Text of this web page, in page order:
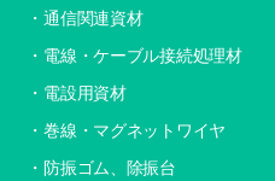
通信関連資材
電線・ケーブル接続処理材
電設用資材
巻線・マグネットワイヤ
防振ゴム、除振台